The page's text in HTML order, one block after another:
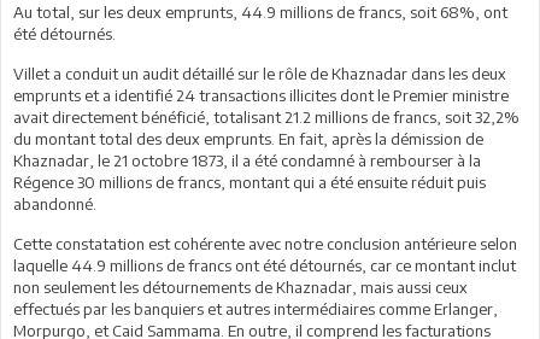
Au total, sur les deux emprunts, 44.9 millions de francs, soit 68%, ont
été détournés.
Villet a conduit un audit détaillé sur le rôle de Khaznadar dans les deux
emprunts et a identifié 24 transactions illicites dont le Premier ministre
avait directement bénéficié, totalisant 21.2 millions de francs, soit 32,2%
du montant total des deux emprunts. En fait, après la démission de
Khaznadar, le 21 octobre 1873, il a été condamné à rembourser à la
Régence 30 millions de francs, montant qui a été ensuite réduit puis
abandonné.
Cette constatation est cohérente avec notre conclusion antérieure selon
laquelle 44.9 millions de francs ont été détournés, car ce montant inclut
non seulement les détournements de Khaznadar, mais aussi ceux
effectués par les banquiers et autres intermédiaires comme Erlanger,
Morpurgo, et Caid Sammama. En outre, il comprend les facturations